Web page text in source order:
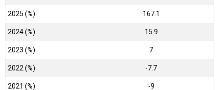
2025 (%) 167.1
2024 (%) 15.9
2023 (%) 7
2022 (%) -7.7
2021 (%) -9